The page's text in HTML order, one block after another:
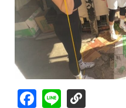
Facebook
Line